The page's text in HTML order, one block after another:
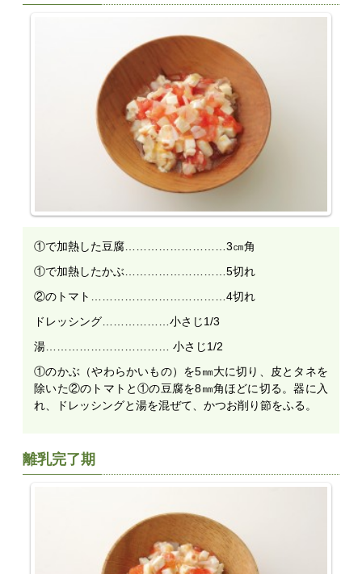
①で加熱した豆腐………………………3㎝角
①で加熱したかぶ………………………5切れ
②のトマト………………………………4切れ
ドレッシング………………小さじ1/3
湯…………………………… 小さじ1/2
①のかぶ（やわらかいもの）を5㎜大に切り、皮とタネを
除いた②のトマトと①の豆腐を8㎜角ほどに切る。器に入
れ、ドレッシングと湯を混ぜて、かつお削り節をふる。
離乳完了期